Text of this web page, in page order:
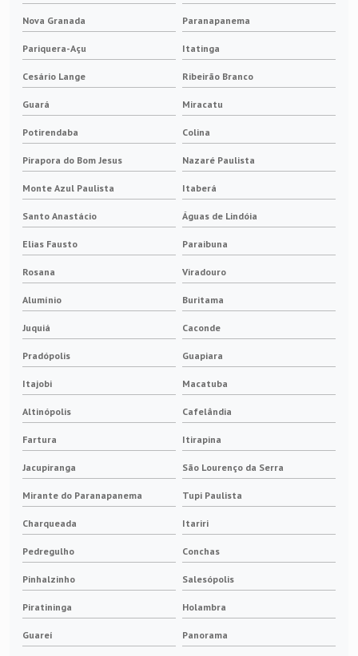
Nova Granada Paranapanema
Pariquera-Açu Itatinga
Cesário Lange Ribeirão Branco
Guará Miracatu
Potirendaba Colina
Pirapora do Bom Jesus Nazaré Paulista
Monte Azul Paulista Itaberá
Santo Anastácio Águas de Lindóia
Elias Fausto Paraibuna
Rosana Viradouro
Alumínio Buritama
Juquiá Caconde
Pradópolis Guapiara
Itajobi Macatuba
Altinópolis Cafelândia
Fartura Itirapina
Jacupiranga São Lourenço da Serra
Mirante do Paranapanema Tupi Paulista
Charqueada Itariri
Pedregulho Conchas
Pinhalzinho Salesópolis
Piratininga Holambra
Guareí Panorama